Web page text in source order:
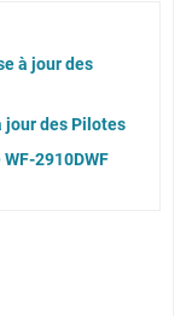
à jour des
jour des Pilotes
2910DWF